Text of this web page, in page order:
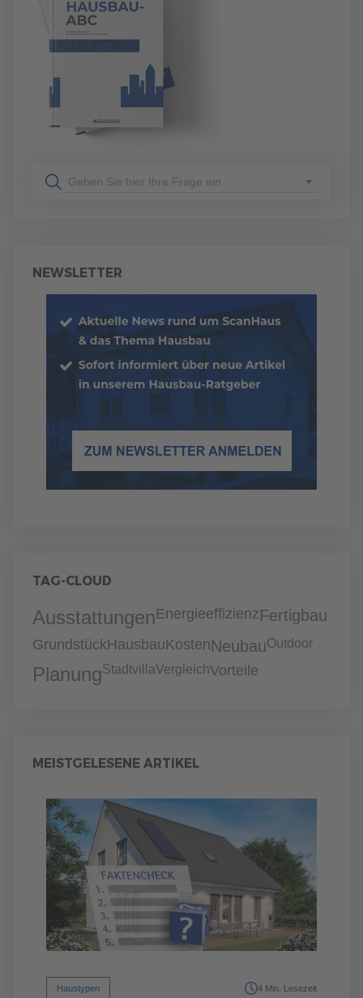
Geben Sie hier Ihre Frage ein
NEWSLETTER
TAG-CLOUD
AusstattungenEnergieeffizienzFertigbau
GrundstückHausbauKostenNeubauOutdoor
PlanungStadtvillaVergleichVorteile
MEISTGELESENE ARTIKEL
Haustypen 4 Min. Lesezeit